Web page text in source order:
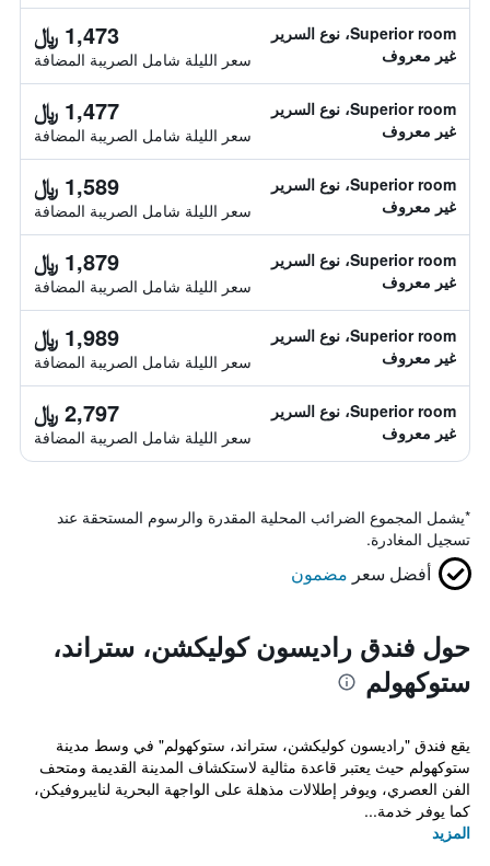
Superior room، نوع السرير
غير معروف
1,473 ﷼
سعر الليلة شامل الصريبة المضافة
Superior room، نوع السرير
غير معروف
1,477 ﷼
سعر الليلة شامل الصريبة المضافة
Superior room، نوع السرير
غير معروف
1,589 ﷼
سعر الليلة شامل الصريبة المضافة
Superior room، نوع السرير
غير معروف
1,879 ﷼
سعر الليلة شامل الصريبة المضافة
Superior room، نوع السرير
غير معروف
1,989 ﷼
سعر الليلة شامل الصريبة المضافة
Superior room، نوع السرير
غير معروف
2,797 ﷼
سعر الليلة شامل الصريبة المضافة
*يشمل المجموع الضرائب المحلية المقدرة والرسوم المستحقة عند
تسجيل المغادرة.
أفضل سعر مضمون
حول فندق راديسون كوليكشن، ستراند،
ستوكهولم
يقع فندق "راديسون كوليكشن، ستراند، ستوكهولم" في وسط مدينة
ستوكهولم حيث يعتبر قاعدة مثالية لاستكشاف المدينة القديمة ومتحف
الفن العصري، ويوفر إطلالات مذهلة على الواجهة البحرية لنايبروفيكن،
كما يوفر خدمة...
المزيد